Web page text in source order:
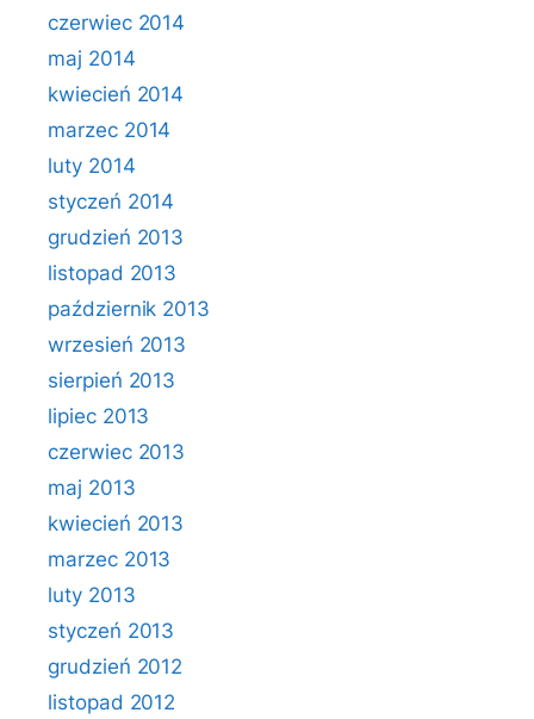
czerwiec 2014
maj 2014
kwiecień 2014
marzec 2014
luty 2014
styczeń 2014
grudzień 2013
listopad 2013
październik 2013
wrzesień 2013
sierpień 2013
lipiec 2013
czerwiec 2013
maj 2013
kwiecień 2013
marzec 2013
luty 2013
styczeń 2013
grudzień 2012
listopad 2012